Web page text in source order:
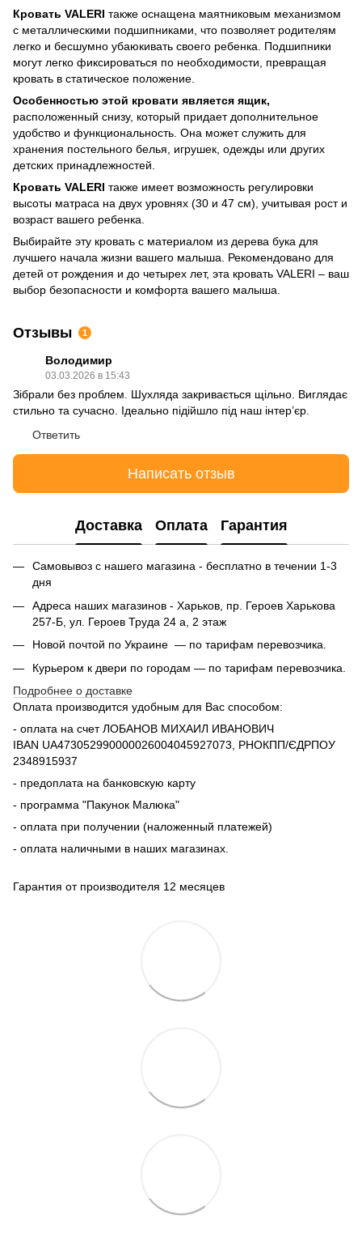
Кровать VALERI также оснащена маятниковым механизмом
с металлическими подшипниками, что позволяет родителям
легко и бесшумно убаюкивать своего ребенка. Подшипники
могут легко фиксироваться по необходимости, превращая
кровать в статическое положение.
Особенностью этой кровати является ящик,
расположенный снизу, который придает дополнительное
удобство и функциональность. Она может служить для
хранения постельного белья, игрушек, одежды или других
детских принадлежностей.
Кровать VALERI также имеет возможность регулировки
высоты матраса на двух уровнях (30 и 47 см), учитывая рост и
возраст вашего ребенка.
Выбирайте эту кровать с материалом из дерева бука для
лучшего начала жизни вашего малыша. Рекомендовано для
детей от рождения и до четырех лет, эта кровать VALERI – ваш
выбор безопасности и комфорта вашего малыша.
Отзывы 1
Володимир
03.03.2026 в 15:43
Зібрали без проблем. Шухляда закривається щільно. Виглядає
стильно та сучасно. Ідеально підійшло під наш інтер’єр.
Ответить
Написать отзыв
Доставка Оплата Гарантия
Самовывоз с нашего магазина - бесплатно в течении 1-3
дня
Адреса наших магазинов - Харьков, пр. Героев Харькова
257-Б, ул. Героев Труда 24 а, 2 этаж
Новой почтой по Украине — по тарифам перевозчика.
Курьером к двери по городам — по тарифам перевозчика.
Подробнее о доставке
Оплата производится удобным для Вас способом:
- оплата на счет ЛОБАНОВ МИХАИЛ ИВАНОВИЧ
IBAN UA473052990000026004045927073, РНОКПП/ЄДРПОУ
2348915937
- предоплата на банковскую карту
- программа "Пакунок Малюка"
- оплата при получении (наложенный платежей)
- оплата наличными в наших магазинах.
Гарантия от производителя 12 месяцев